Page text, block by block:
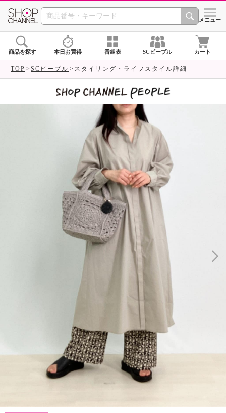
SHOP CHANNEL シメニュー
商品を探す 本日お買得 番組表 SCピープル カート
TOP SCピープル スタイリング・ライフスタイル詳細